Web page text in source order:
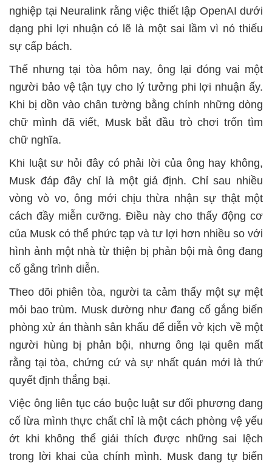
nghiệp tại Neuralink rằng việc thiết lập OpenAI dưới
dạng phi lợi nhuận có lẽ là một sai lầm vì nó thiếu
sự cấp bách.
Thế nhưng tại tòa hôm nay, ông lại đóng vai một
người bảo vệ tận tụy cho lý tưởng phi lợi nhuận ấy.
Khi bị dồn vào chân tường bằng chính những dòng
chữ mình đã viết, Musk bắt đầu trò chơi trốn tìm
chữ nghĩa.
Khi luật sư hỏi đây có phải lời của ông hay không,
Musk đáp đây chỉ là một giả định. Chỉ sau nhiều
vòng vò vo, ông mới chịu thừa nhận sự thật một
cách đầy miễn cưỡng. Điều này cho thấy động cơ
của Musk có thể phức tạp và tư lợi hơn nhiều so với
hình ảnh một nhà từ thiện bị phản bội mà ông đang
cố gắng trình diễn.
Theo dõi phiên tòa, người ta cảm thấy một sự mệt
mỏi bao trùm. Musk dường như đang cố gắng biến
phòng xử án thành sân khấu để diễn vở kịch về một
người hùng bị phản bội, nhưng ông lại quên mất
rằng tại tòa, chứng cứ và sự nhất quán mới là thứ
quyết định thắng bại.
Việc ông liên tục cáo buộc luật sư đối phương đang
cố lừa mình thực chất chỉ là một cách phòng vệ yếu
ớt khi không thể giải thích được những sai lệch
trong lời khai của chính mình. Musk đang tự biến